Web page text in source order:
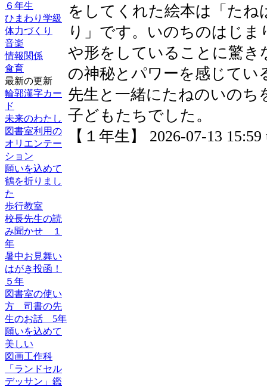
６年生
ひまわり学級
体力づくり
音楽
情報関係
食育
最新の更新
輪郭漢字カー
ド
未来のわたし
図書室利用の
オリエンテー
ション
願いを込めて
鶴を折りまし
た
歩行教室
校長先生の読
み聞かせ １
年
暑中お見舞い
はがき投函！
５年
図書室の使い
方 司書の先
生のお話 5年
願いを込めて
美しい
図画工作科
「ランドセル
デッサン」鑑
をしてくれた絵本は「た
り」です。いのちのはじ
や形をしていることに驚
の神秘とパワーを感じてい
先生と一緒にたねのいのち
子どもたちでした。
【１年生】 2026-07-13 15:59